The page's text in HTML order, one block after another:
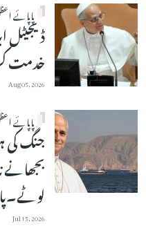
پاپائے
ڈیجیٹل
خدمت
Aug 05, 2026
پاپائے
جنگ کی
بجھانے
Jul 15, 2026